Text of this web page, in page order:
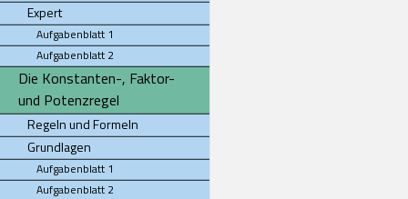
Expert
Aufgabenblatt 1
Aufgabenblatt 2
Die Konstanten-, Faktor-
und Potenzregel
Regeln und Formeln
Grundlagen
Aufgabenblatt 1
Aufgabenblatt 2